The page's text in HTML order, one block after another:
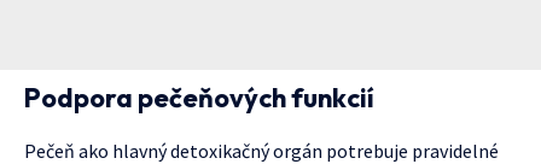
Podpora pečeňových funkcií
Pečeň ako hlavný detoxikačný orgán potrebuje pravidelné